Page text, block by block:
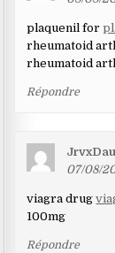
plaquenil for
rheumatoid
rheumatoid
Répondre
07/08/
viagra drug
100mg
Répondre